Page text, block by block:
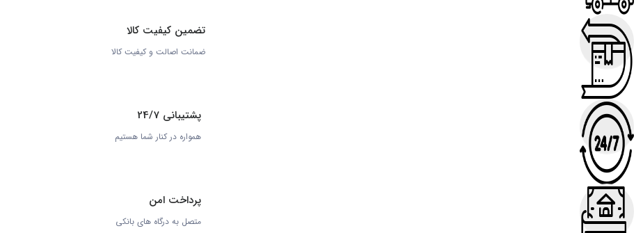
تضمین کیفیت کالا
ضمانت اصالت و کیفیت کالا
پشتیبانی 24/7
همواره در کنار شما هستیم
پرداخت امن
متصل به درگاه های بانکی